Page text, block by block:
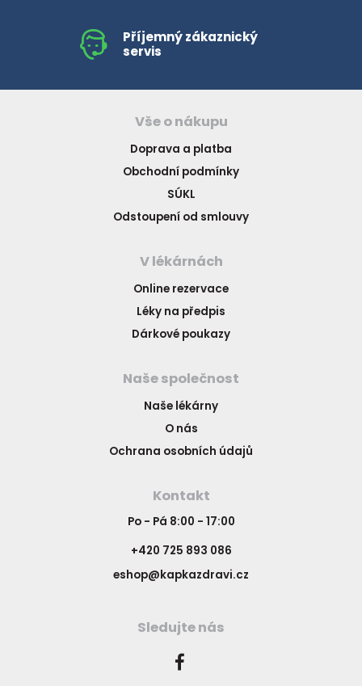
Příjemný zákaznický
servis
Vše o nákupu
Doprava a platba
Obchodní podmínky
SÚKL
Odstoupení od smlouvy
V lékárnách
Online rezervace
Léky na předpis
Dárkové poukazy
Naše společnost
Naše lékárny
O nás
Ochrana osobních údajů
Kontakt
Po - Pá 8:00 - 17:00
+420 725 893 086
eshop@kapkazdravi.cz
Sledujte nás